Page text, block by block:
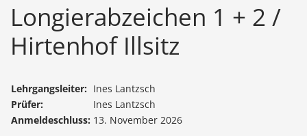
Longierabzeichen 1 + 2 /
Hirtenhof Illsitz
Lehrgangsleiter: Ines Lantzsch
Prüfer:
Ines Lantzsch
Anmeldeschluss: 13. November 2026